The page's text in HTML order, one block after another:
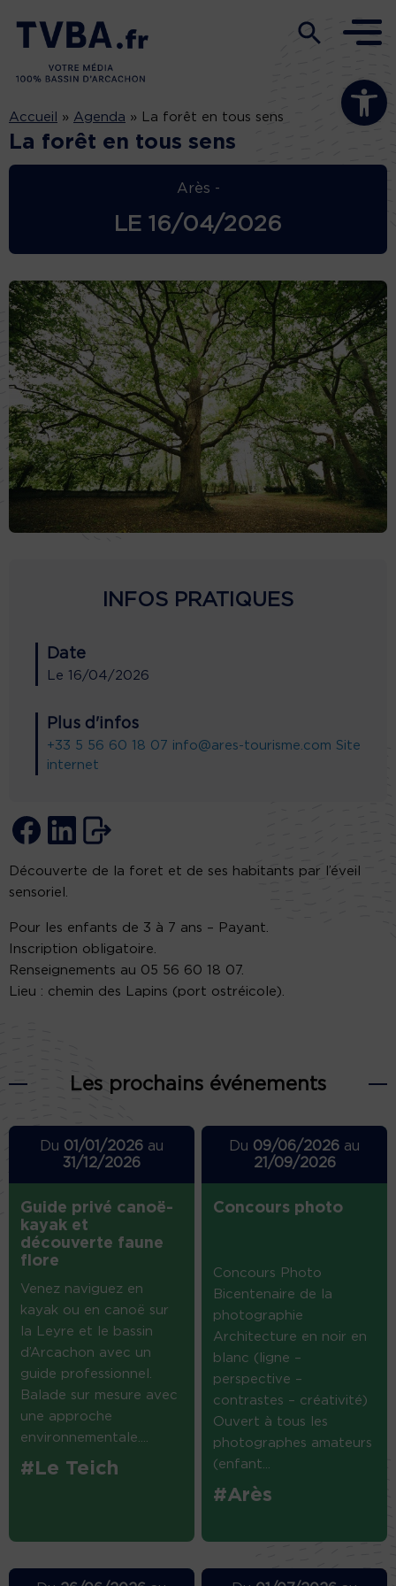
Ouvrir la
Accueil » Agenda » La forêt en tous sens
La forêt en tous sens
Arès -
LE 16/04/2026
INFOS PRATIQUES
Date
Le 16/04/2026
Plus d'infos
+33 5 56 60 18 07 info@ares-tourisme.com Site
internet
Découverte de la foret et de ses habitants par l’éveil
sensoriel.
Pour les enfants de 3 à 7 ans – Payant.
Inscription obligatoire.
Renseignements au 05 56 60 18 07.
Lieu : chemin des Lapins (port ostréicole).
Les prochains événements
Du 01/01/2026au
31/12/2026
Guide privé canoë-
kayak et
découverte faune
flore
Venez naviguez en
kayak ou en canoë sur
la Leyre et le bassin
d’Arcachon avec un
guide professionnel.
Balade sur mesure avec
une approche
environnementale....
#Le Teich
Du 09/06/2026 au
21/09/2026
Concours photo
Concours Photo
Bicentenaire de la
photographie
Architecture en noir en
blanc (ligne –
perspective –
contrastes – créativité)
Ouvert à tous les
photographes amateurs
(enfant...
#Arès